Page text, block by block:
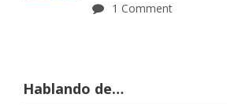
1 Comment
Hablando de…